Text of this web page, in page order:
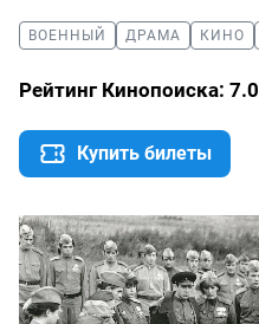
ВОЕННЫЙ ДРАМА КИНО
Рейтинг Кинопоиска: 7.0
Купить билеты